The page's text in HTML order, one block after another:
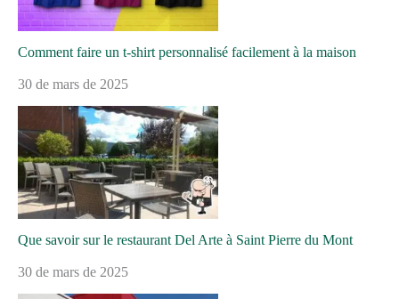
Comment faire un t-shirt personnalisé facilement à la maison
30 de mars de 2025
Que savoir sur le restaurant Del Arte à Saint Pierre du Mont
30 de mars de 2025